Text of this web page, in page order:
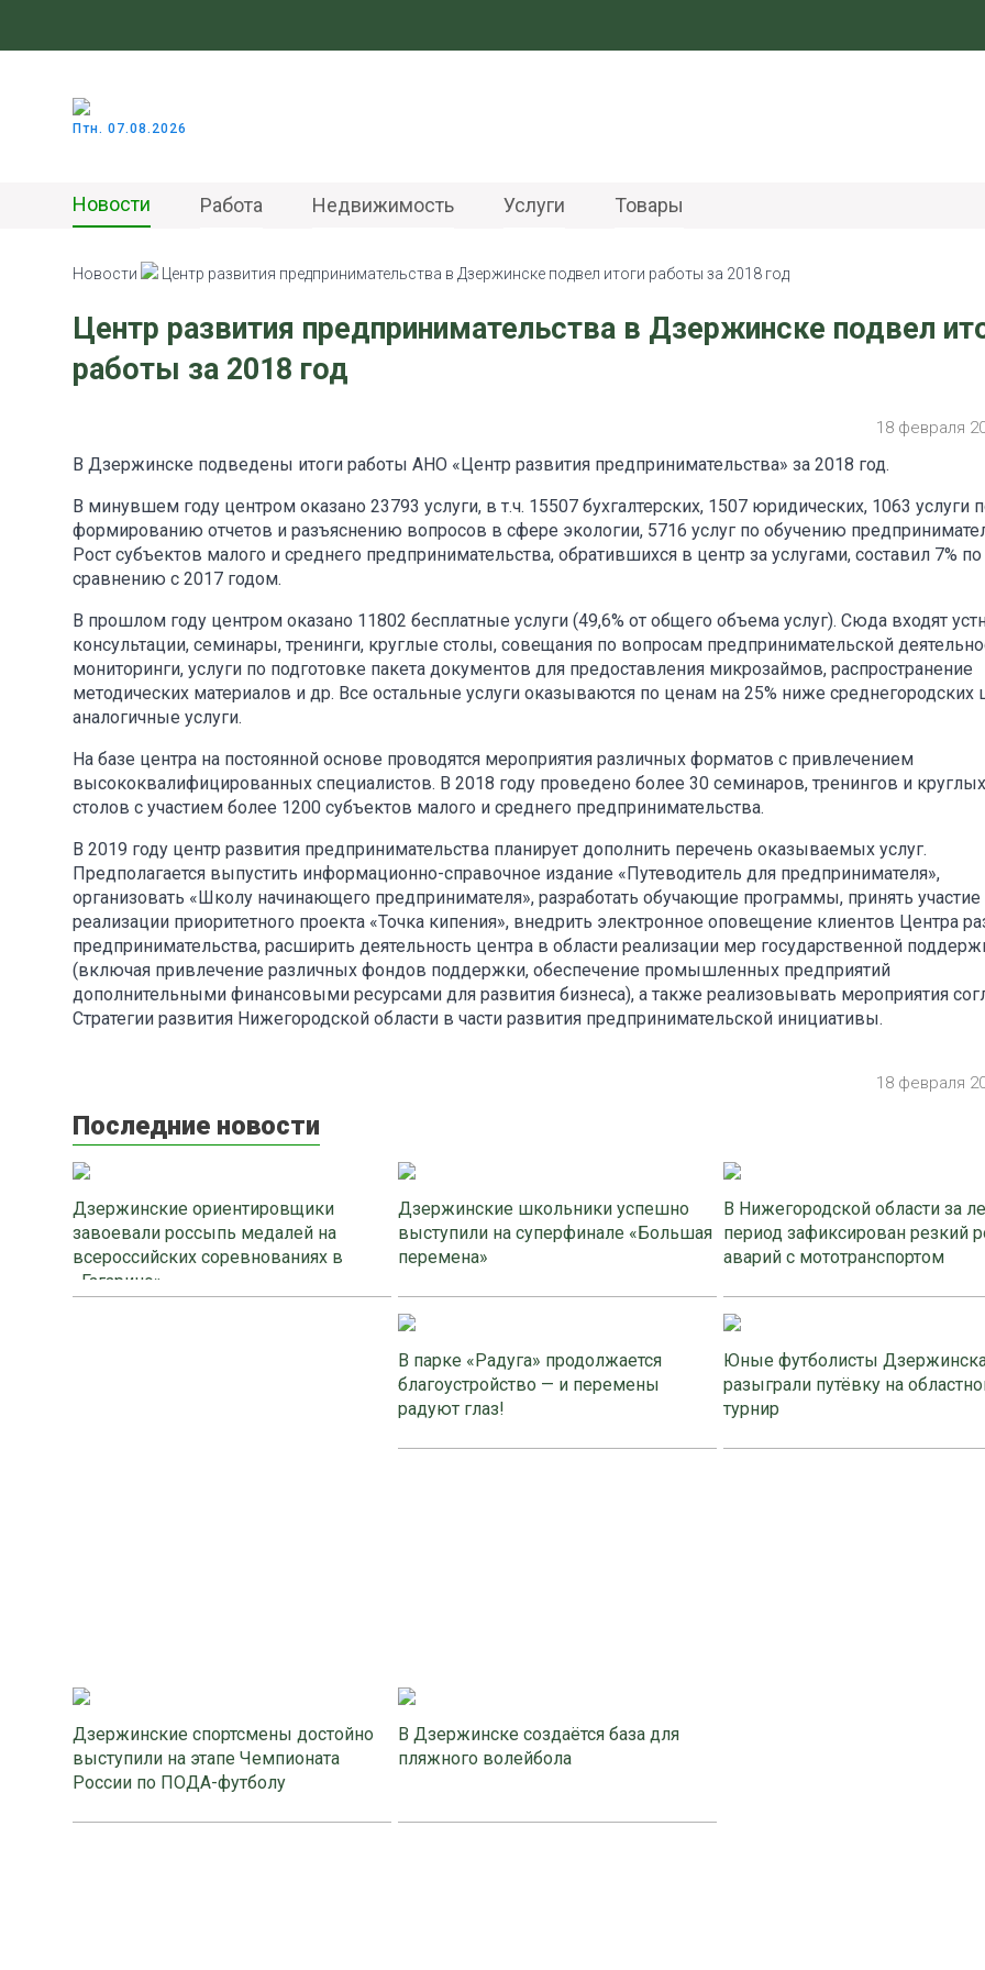
Птн. 07.08.2026
Новости Работа Недвижимость Услуги Товары
Новости Центр развития предпринимательства в Дзержинске подвел итоги работы за 2018 год
Центр развития предпринимательства в Дзержинске подвел
работы за 2018 год
18 февраля
В Дзержинске подведены итоги работы АНО «Центр развития предпринимательства» за 2018 год.
В минувшем году центром оказано 23793 услуги, в т.ч. 15507 бухгалтерских, 1507 юридических, 1063 услуги
формированию отчетов и разъяснению вопросов в сфере экологии, 5716 услуг по обучению
Рост субъектов малого и среднего предпринимательства, обратившихся в центр за услугами, составил 7% по
сравнению с 2017 годом.
В прошлом году центром оказано 11802 бесплатные услуги (49,6% от общего объема услуг). Сюда входят
консультации, семинары, тренинги, круглые столы, совещания по вопросам предпринимательской
мониторинги, услуги по подготовке пакета документов для предоставления микрозаймов, распространение
методических материалов и др. Все остальные услуги оказываются по ценам на 25% ниже среднегородских
аналогичные услуги.
На базе центра на постоянной основе проводятся мероприятия различных форматов с привлечением
высококвалифицированных специалистов. В 2018 году проведено более 30 семинаров, тренингов и круглых
столов с участием более 1200 субъектов малого и среднего предпринимательства.
В 2019 году центр развития предпринимательства планирует дополнить перечень оказываемых услуг.
Предполагается выпустить информационно-справочное издание «Путеводитель для предпринимателя»,
организовать «Школу начинающего предпринимателя», разработать обучающие программы, принять участие
реализации приоритетного проекта «Точка кипения», внедрить электронное оповещение клиентов Центра
предпринимательства, расширить деятельность центра в области реализации мер государственной
(включая привлечение различных фондов поддержки, обеспечение промышленных предприятий
дополнительными финансовыми ресурсами для развития бизнеса), а также реализовывать мероприятия
Стратегии развития Нижегородской области в части развития предпринимательской инициативы.
18 февраля
Последние новости
Дзержинские ориентировщики
завоевали россыпь медалей на
всероссийских соревнованиях в
«Гагарино»
Дзержинские школьники успешно
выступили на суперфинале «Большая
перемена»
В Нижегородской области за
период зафиксирован резкий
аварий с мототранспортом
В парке «Радуга» продолжается
благоустройство — и перемены
радуют глаз!
Юные футболисты
разыграли путёвку на
турнир
Дзержинские спортсмены достойно
выступили на этапе Чемпионата
России по ПОДА-футболу
В Дзержинске создаётся база для
пляжного волейбола